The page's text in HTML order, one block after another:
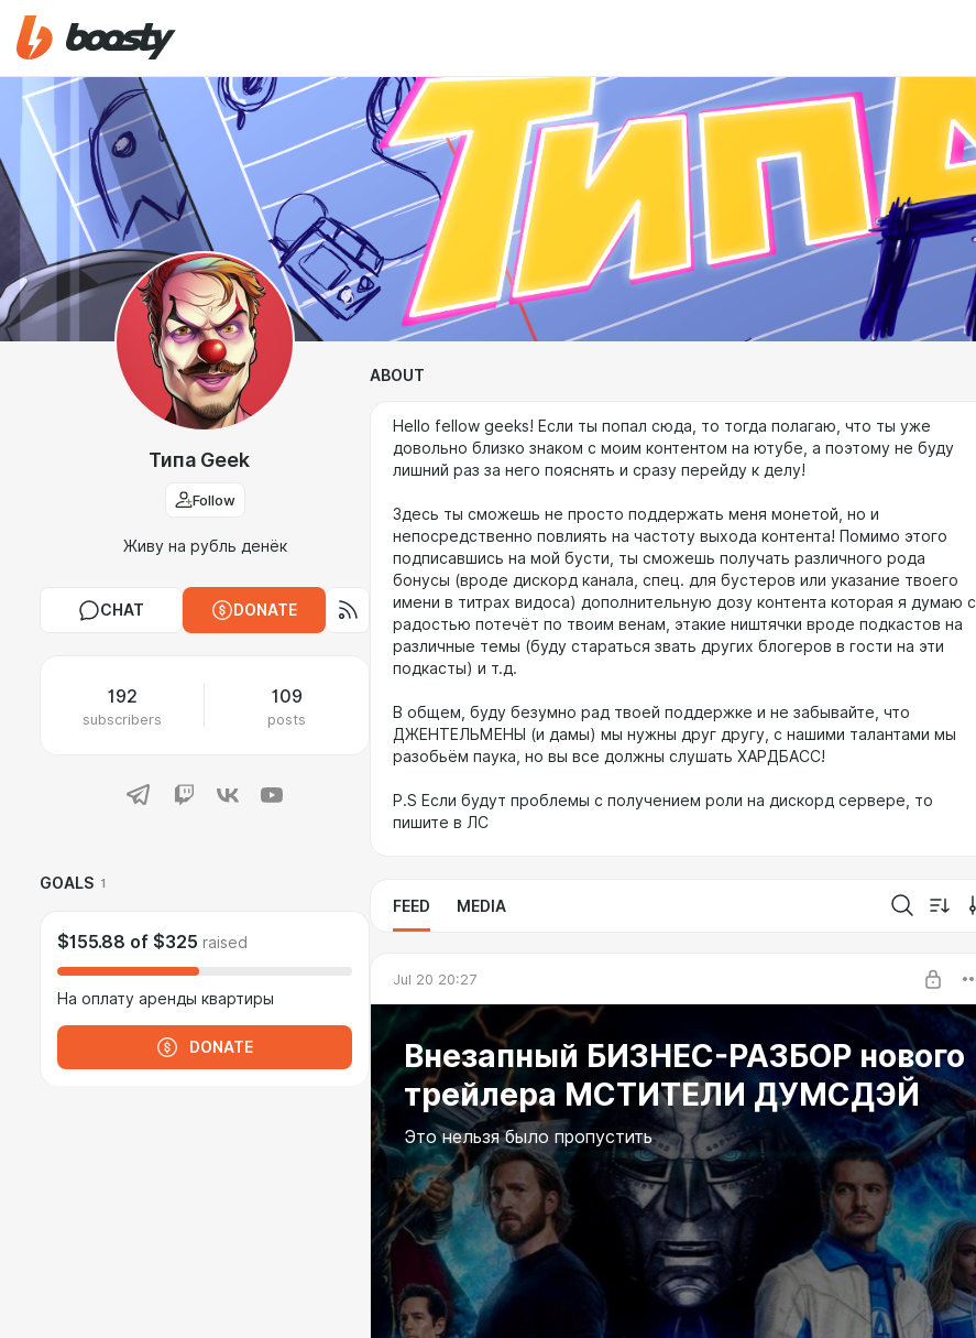
Типа Geek
Follow
Живу на рубль денёк
CHAT DONATE
192
subscribers
109
posts
GOALS 1
$155.88 of $325 raised
На оплату аренды квартиры
DONATE
ABOUT
Hello fellow geeks! Если ты попал сюда, то тогда полагаю, что ты уже
довольно близко знаком с моим контентом на ютубе, а поэтому не буду
лишний раз за него пояснять и сразу перейду к делу!
Здесь ты сможешь не просто поддержать меня монетой, но и
непосредственно повлиять на частоту выхода контента! Помимо этого
подписавшись на мой бусти, ты сможешь получать различного рода
бонусы (вроде дискорд канала, спец. для бустеров или указание твоего
имени в титрах видоса) дополнительную дозу контента которая я думаю с
радостью потечёт по твоим венам, этакие ништячки вроде подкастов на
различные темы (буду стараться звать других блогеров в гости на эти
подкасты) и т.д.
В общем, буду безумно рад твоей поддержке и не забывайте, что
ДЖЕНТЕЛЬМЕНЫ (и дамы) мы нужны друг другу, с нашими талантами мы
разобьём паука, но вы все должны слушать ХАРДБАСС!
P.S Если будут проблемы с получением роли на дискорд сервере, то
пишите в ЛС
FEED MEDIA
Jul 20 20:27
Внезапный БИЗНЕС-РАЗБОР нового
трейлера МСТИТЕЛИ ДУМСДЭЙ
Это нельзя было пропустить